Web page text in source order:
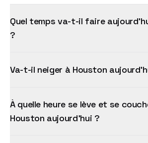
Quel temps va-t-il faire
?
Va-t-il neiger à Houston
À quelle heure se lève et se
Houston aujourd'hui ?